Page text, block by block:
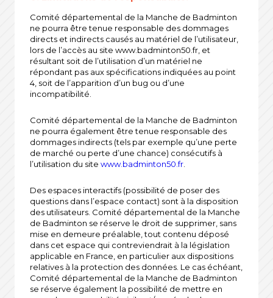
Comité départemental de la Manche de Badminton
ne pourra être tenue responsable des dommages
directs et indirects causés au matériel de l’utilisateur,
lors de l’accès au site www.badminton50.fr, et
résultant soit de l’utilisation d’un matériel ne
répondant pas aux spécifications indiquées au point
4, soit de l’apparition d’un bug ou d’une
incompatibilité.
Comité départemental de la Manche de Badminton
ne pourra également être tenue responsable des
dommages indirects (tels par exemple qu’une perte
de marché ou perte d’une chance) consécutifs à
l’utilisation du site www.badminton50.fr
Des espaces interactifs (possibilité de poser des
questions dans l’espace contact) sont à la disposition
des utilisateurs. Comité départemental de la Manche
de Badminton se réserve le droit de supprimer, sans
mise en demeure préalable, tout contenu déposé
dans cet espace qui contreviendrait à la législation
applicable en France, en particulier aux dispositions
relatives à la protection des données. Le cas échéant,
Comité départemental de la Manche de Badminton
se réserve également la possibilité de mettre en